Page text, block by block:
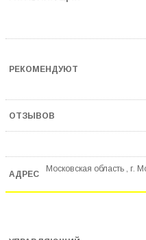
Московская область , г.